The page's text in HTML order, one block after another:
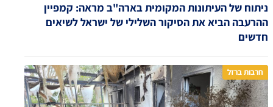
ניתוח של העיתונות המקומית בארה"ב מראה: קמפיין
ההרעבה הביא את הסיקור השלילי של ישראל לשיאים
חדשים
חרבות ברזל